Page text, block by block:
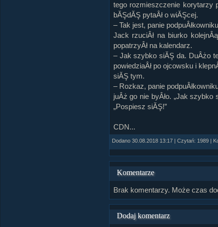
tego rozmieszczenie korytarzy
bĂŞdĂŞ pytaÂł o wiĂŞcej.
– Tak jest, panie
Jack rzuciÂł na biurko
popatrzyÂł na kalendarz.
– Jak szybko siĂŞ da. DuÂżo
powiedziaÂł po ojcowsku i
siĂŞ tym.
– Rozkaz, panie
juÂż go nie byÂło. „Jak szybko
„Pospiesz siĂŞ!”
CDN...
Dodano 30.08.2018 13:17 | Czytań: 1989 |
Komentarze
Brak komentarzy. Może czas
Dodaj komentarz